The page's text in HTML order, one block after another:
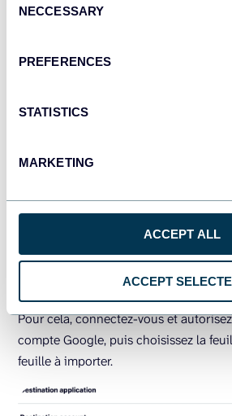
Selection
NECCESSARY
PREFERENCES
STATISTICS
MARKETING
ACCEPT ALL
ACCEPT
vous devez choisir
Pour cela, connectez-vous et autorisez
compte Google, puis choisissez la
feuille à importer.